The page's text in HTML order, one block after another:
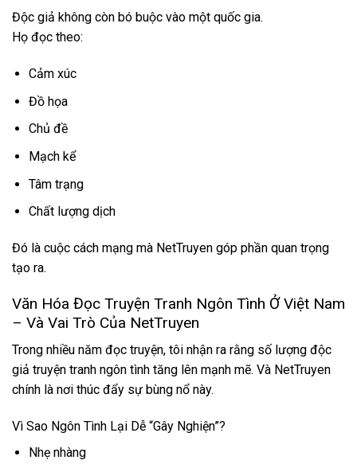
Độc giả không còn bó buộc vào một quốc gia.
Họ đọc theo:
Cảm xúc
Đồ họa
Chủ đề
Mạch kể
Tâm trạng
Chất lượng dịch
Đó là cuộc cách mạng mà NetTruyen góp phần quan trọng
tạo ra.
Văn Hóa Đọc Truyện Tranh Ngôn Tình Ở Việt Nam
– Và Vai Trò Của NetTruyen
Trong nhiều năm đọc truyện, tôi nhận ra rằng số lượng độc
giả truyện tranh ngôn tình tăng lên mạnh mẽ. Và NetTruyen
chính là nơi thúc đẩy sự bùng nổ này.
Vì Sao Ngôn Tình Lại Dễ “Gây Nghiện”?
Nhẹ nhàng